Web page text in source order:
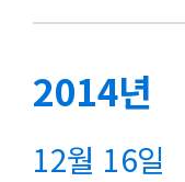
2014년
12월 16일